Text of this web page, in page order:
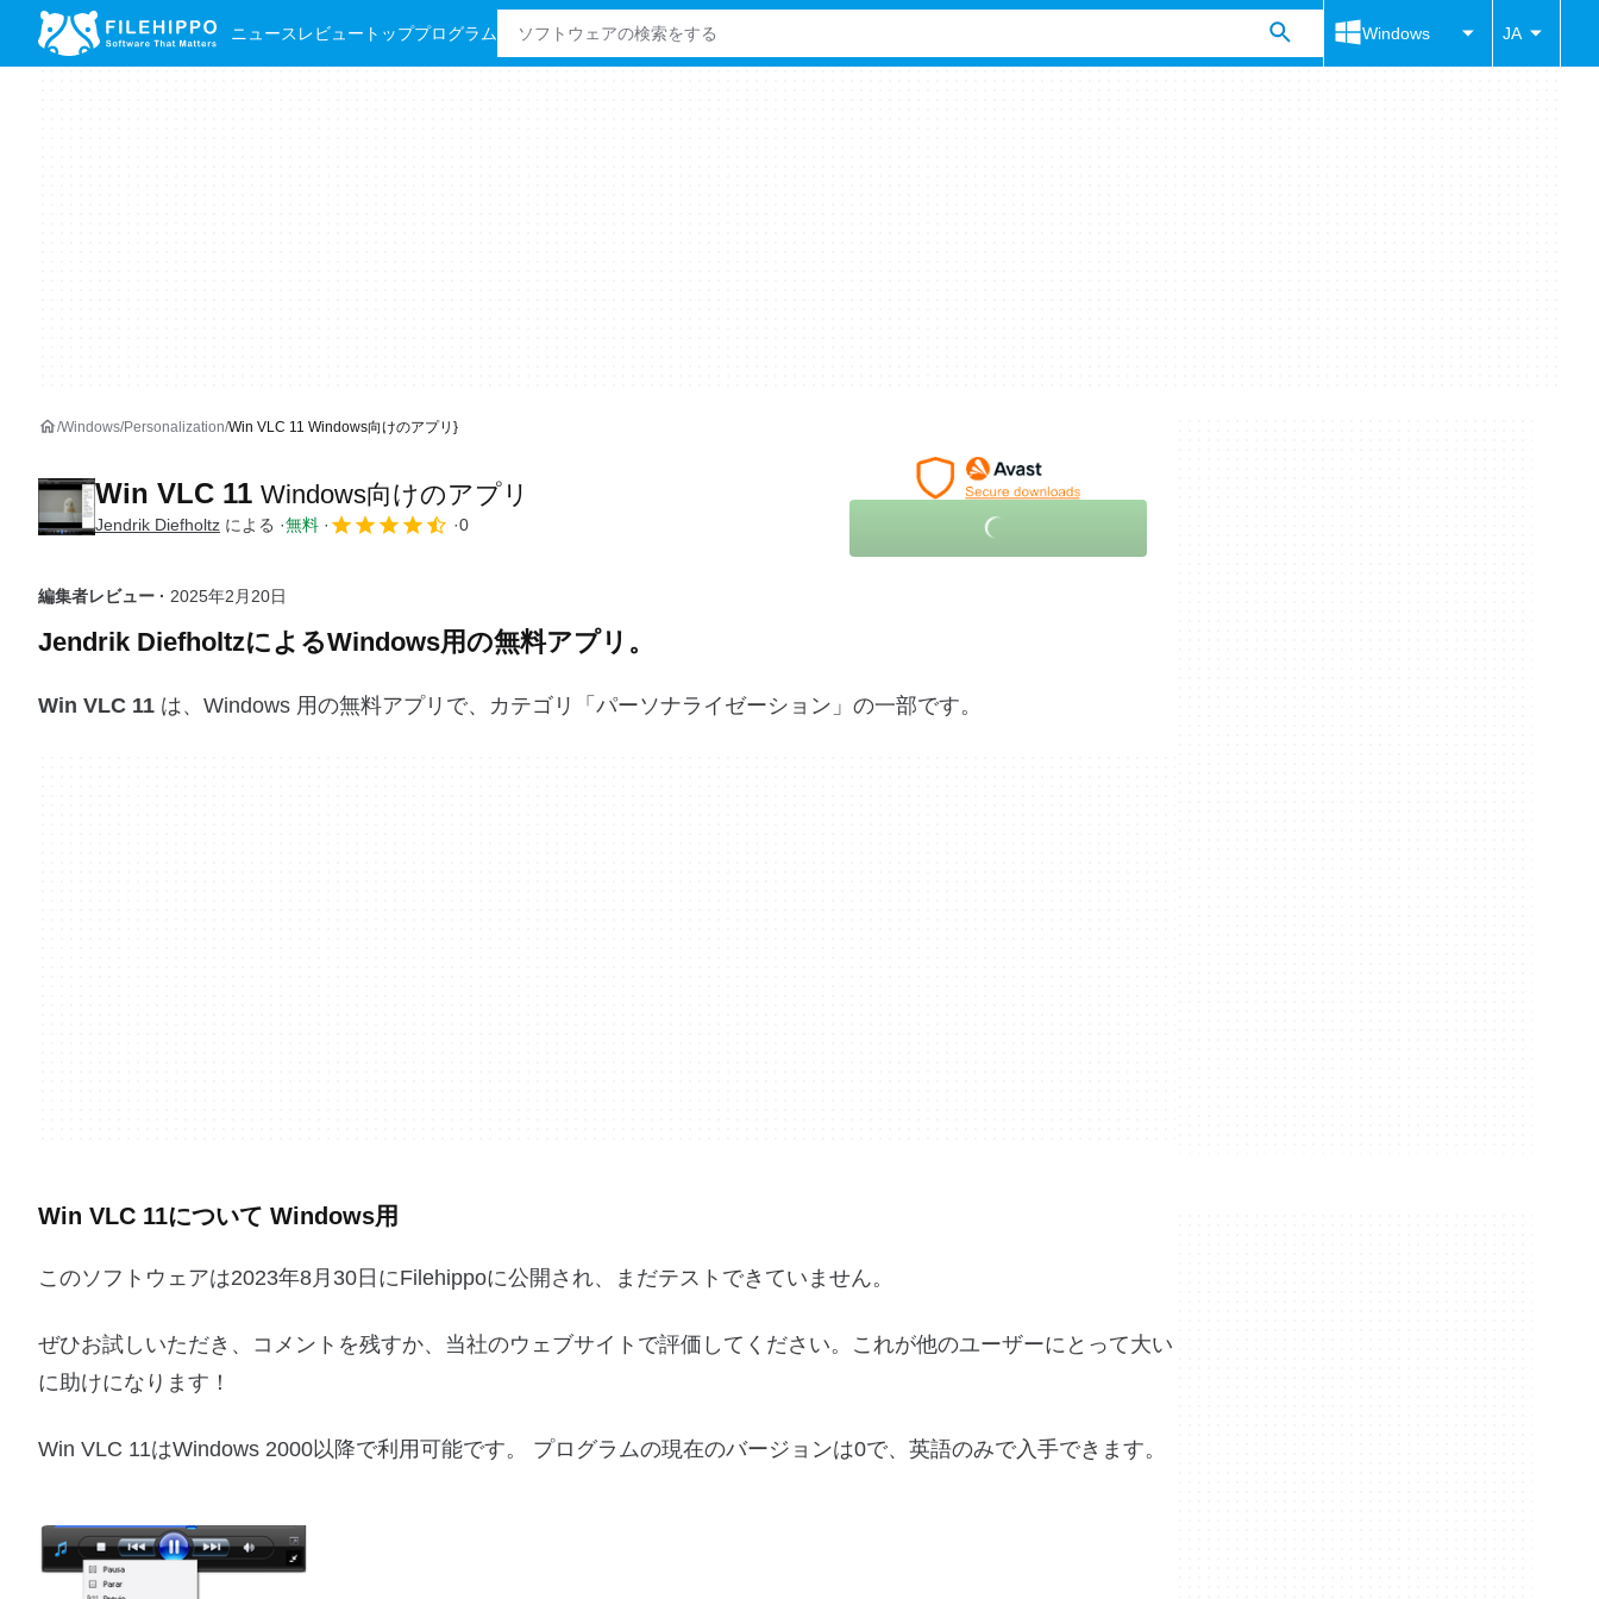
ニュース レビュー トッププログラム Windows JA
Windows Personalization Win VLC 11 Windows向けのアプリ}
Win VLC 11 Windows向けのアプリ
Jendrik Diefholtz による 無料 0
編集者レビュー · 2025年2月20日
Jendrik DiefholtzによるWindows用の無料アプリ。
Win VLC 11 は、Windows 用の無料アプリで、カテゴリ「パーソナライゼーション」の一部です。
Win VLC 11について Windows用
このソフトウェアは2023年8月30日にFilehippoに公開され、まだテストできていません。
ぜひお試しいただき、コメントを残すか、当社のウェブサイトで評価してください。これが他のユーザーにとって大い
に助けになります！
Win VLC 11はWindows 2000以降で利用可能です。 プログラムの現在のバージョンは0で、英語のみで入手できます。